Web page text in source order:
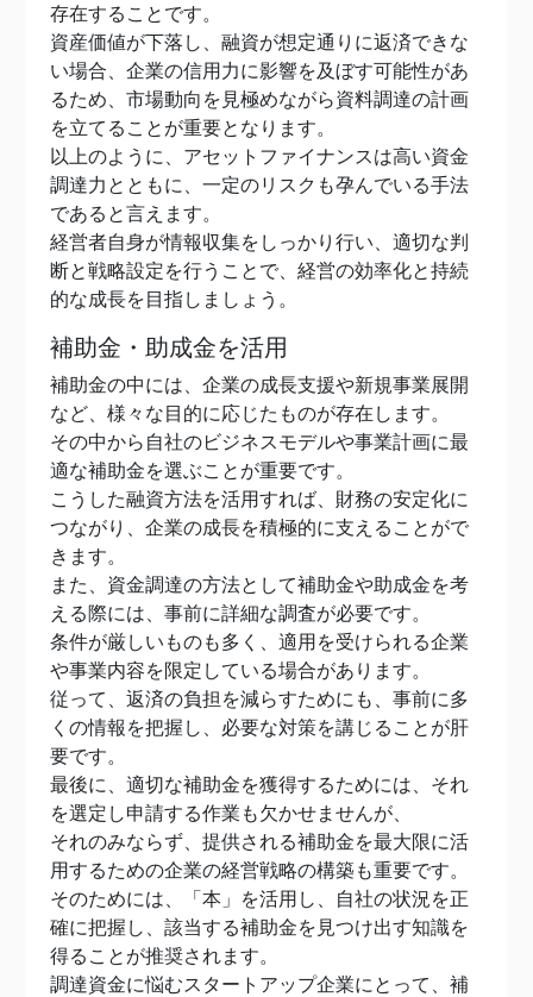
存在することです。
資産価値が下落し、融資が想定通りに返済できな
い場合、企業の信用力に影響を及ぼす可能性があ
るため、市場動向を見極めながら資料調達の計画
を立てることが重要となります。
以上のように、アセットファイナンスは高い資金
調達力とともに、一定のリスクも孕んでいる手法
であると言えます。
経営者自身が情報収集をしっかり行い、適切な判
断と戦略設定を行うことで、経営の効率化と持続
的な成長を目指しましょう。
補助金・助成金を活用
補助金の中には、企業の成長支援や新規事業展開
など、様々な目的に応じたものが存在します。
その中から自社のビジネスモデルや事業計画に最
適な補助金を選ぶことが重要です。
こうした融資方法を活用すれば、財務の安定化に
つながり、企業の成長を積極的に支えることがで
きます。
また、資金調達の方法として補助金や助成金を考
える際には、事前に詳細な調査が必要です。
条件が厳しいものも多く、適用を受けられる企業
や事業内容を限定している場合があります。
従って、返済の負担を減らすためにも、事前に多
くの情報を把握し、必要な対策を講じることが肝
要です。
最後に、適切な補助金を獲得するためには、それ
を選定し申請する作業も欠かせませんが、
それのみならず、提供される補助金を最大限に活
用するための企業の経営戦略の構築も重要です。
そのためには、「本」を活用し、自社の状況を正
確に把握し、該当する補助金を見つけ出す知識を
得ることが推奨されます。
調達資金に悩むスタートアップ企業にとって、補